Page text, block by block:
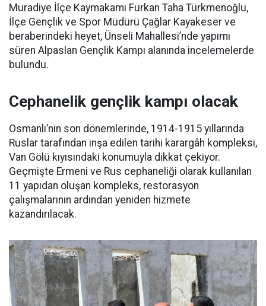
Muradiye İlçe Kaymakamı Furkan Taha Türkmenoğlu,
İlçe Gençlik ve Spor Müdürü Çağlar Kayakeser ve
beraberindeki heyet, Ünseli Mahallesi’nde yapımı
süren Alpaslan Gençlik Kampı alanında incelemelerde
bulundu.
Cephanelik gençlik kampı olacak
Osmanlı’nın son dönemlerinde, 1914-1915 yıllarında
Ruslar tarafından inşa edilen tarihi karargâh kompleksi,
Van Gölü kıyısındaki konumuyla dikkat çekiyor.
Geçmişte Ermeni ve Rus cephaneliği olarak kullanılan
11 yapıdan oluşan kompleks, restorasyon
çalışmalarının ardından yeniden hizmete
kazandırılacak.